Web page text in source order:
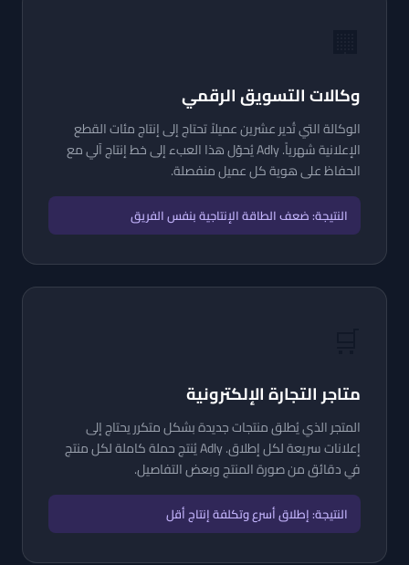
وكالات التسويق الرقمي
الوكالة التي تُدير عشرين عميلاً تحتاج إلى إنتاج مئات القطع
الإعلانية شهرياً. Adly يُحوّل هذا العبء إلى خط إنتاج آلي مع
الحفاظ على هوية كل عميل منفصلة.
النتيجة: ضعف الطاقة الإنتاجية بنفس الفريق
متاجر التجارة الإلكترونية
المتجر الذي يُطلق منتجات جديدة بشكل متكرر يحتاج إلى
إعلانات سريعة لكل إطلاق. Adly يُنتج حملة كاملة لكل منتج
في دقائق من صورة المنتج وبعض التفاصيل.
النتيجة: إطلاق أسرع وتكلفة إنتاج أقل